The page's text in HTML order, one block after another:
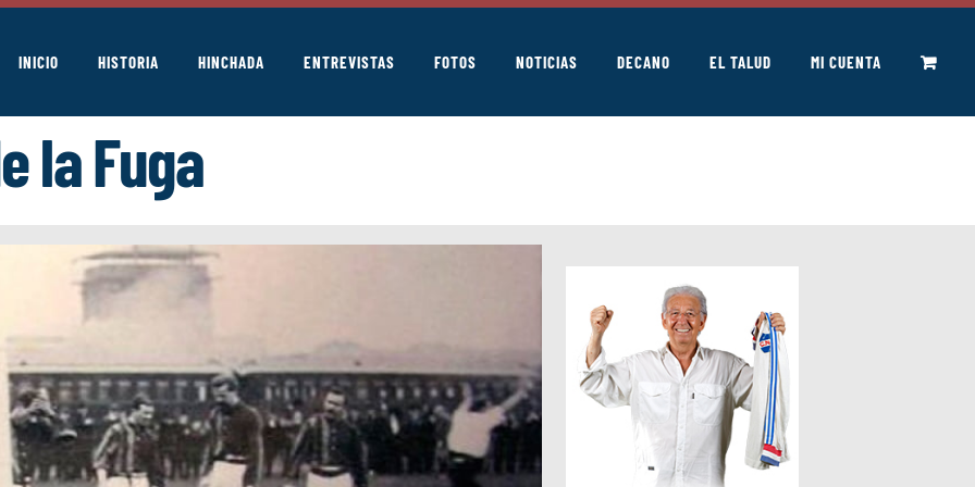
INICIO HISTORIA HINCHADA ENTREVISTAS FOTOS NOTICIAS DECANO EL TALUD MI CUENTA
la Fuga